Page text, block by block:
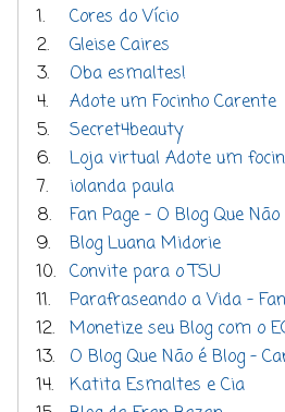
1.
Cores do Vício
2.
Gleise Caires
3.
Oba esmaltes!
4.
Adote um Focinho Carente
5.
Secret4beauty
6.
Loja virtual Adote um
7.
iolanda paula
8.
Fan Page - O Blog Que
9.
Blog Luana Midorie
10. Convite para o TSU
11.
Parafraseando a Vida -
12. Monetize seu Blog com o
13.
O Blog Que Não é Blog -
14.
Katita Esmaltes e Cia